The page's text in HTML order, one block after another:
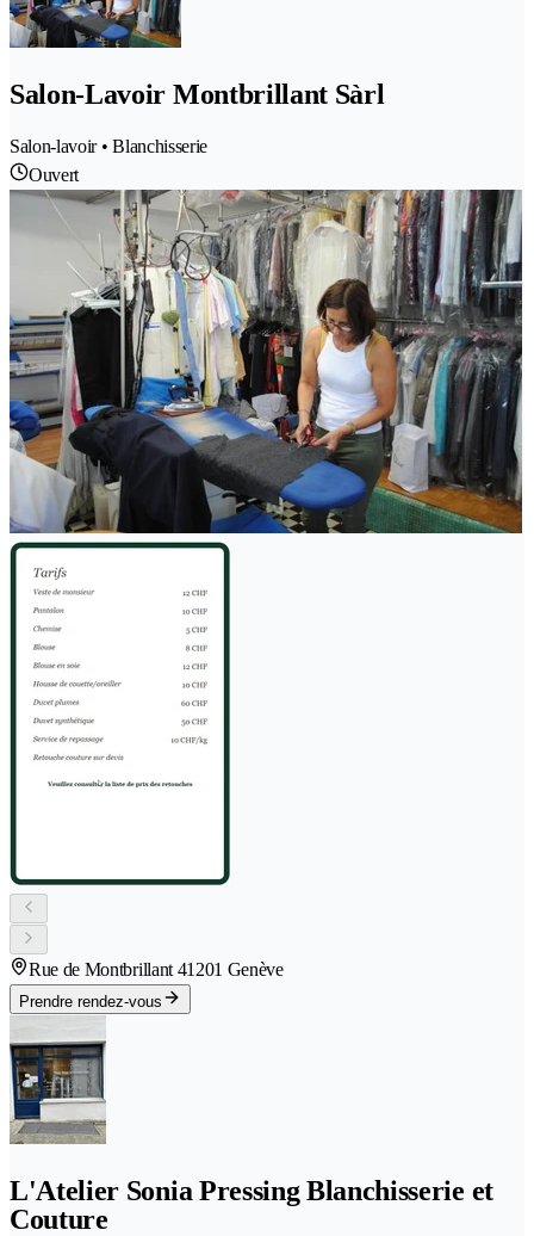
Salon-Lavoir Montbrillant Sàrl
Salon-lavoir • Blanchisserie
Ouvert
Rue de Montbrillant 41201 Genève
Prendre rendez-vous
L'Atelier Sonia Pressing Blanchisserie et
Couture